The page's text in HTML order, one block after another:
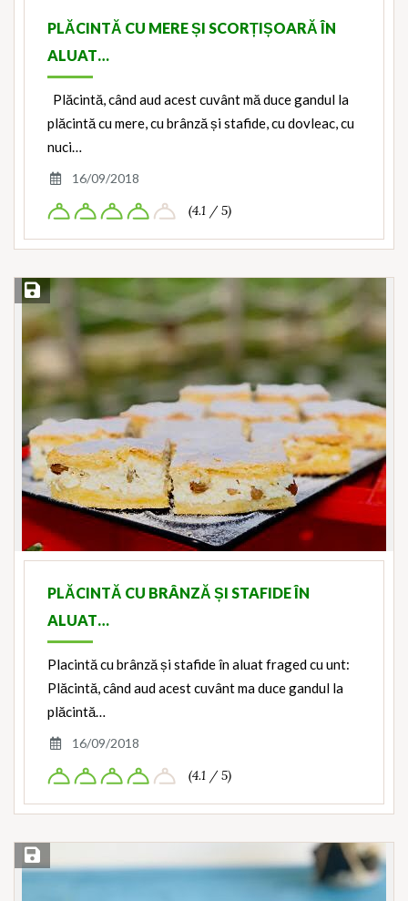
PLĂCINTĂ CU MERE ȘI SCORȚIȘOARĂ ÎN
ALUAT…
Plăcintă, când aud acest cuvânt mă duce gandul la
plăcintă cu mere, cu brânză și stafide, cu dovleac, cu
nuci…
16/09/2018
(4.1 / 5)
Save Recipe
PLĂCINTĂ CU BRÂNZĂ ȘI STAFIDE ÎN
ALUAT…
Placintă cu brânză și stafide în aluat fraged cu unt:
Plăcintă, când aud acest cuvânt ma duce gandul la
plăcintă…
16/09/2018
(4.1 / 5)
Save Recipe